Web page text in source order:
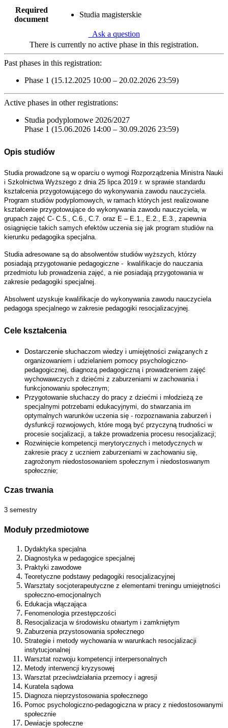
Required
document
Studia magisterskie
Ask a question
There is currently no active phase in this registration.
Past phases in this registration:
Phase 1 (15.12.2025 10:00 – 20.02.2026 23:59)
Active phases in other registrations:
Studia podyplomowe 2026/2027
Phase 1 (15.06.2026 14:00 – 30.09.2026 23:59)
Opis studiów
Studia prowadzone są w oparciu o wymogi Rozporządzenia Ministra Nauki
i Szkolnictwa Wyższego z dnia 25 lipca 2019 r. w sprawie standardu
kształcenia przygotowującego do wykonywania zawodu nauczyciela.
Program studiów podyplomowych, w ramach których jest realizowane
kształcenie przygotowujące do wykonywania zawodu nauczyciela, w
grupach zajęć C- C.5., C.6., C.7. oraz E – E.1., E.2., E.3., zapewnia
osiągnięcie takich samych efektów uczenia się jak program studiów na
kierunku pedagogika specjalna.
Studia adresowane są do absolwentów studiów wyższych, którzy
posiadają przygotowanie pedagogiczne - kwalifikacje do nauczania
przedmiotu lub prowadzenia zajęć, a nie posiadają przygotowania w
zakresie pedagogiki specjalnej.
Absolwent uzyskuje kwalifikacje do wykonywania zawodu nauczyciela
pedagoga specjalnego w zakresie pedagogiki resocjalizacyjnej.
Cele kształcenia
Dostarczenie słuchaczom wiedzy i umiejętności związanych z
organizowaniem i udzielaniem pomocy psychologiczno-
pedagogicznej, diagnozą pedagogiczną i prowadzeniem zajęć
wychowawczych z dziećmi z zaburzeniami w zachowania i
funkcjonowaniu społecznym;
Przygotowanie słuchaczy do pracy z dziećmi i młodzieżą ze
specjalnymi potrzebami edukacyjnymi, do stwarzania im
optymalnych warunków uczenia się - rozpoznawania zaburzeń i
dysfunkcji rozwojowych, które mogą być przyczyną trudności w
procesie socjalizacji, a także prowadzenia procesu resocjalizacji;
Rozwinięcie kompetencji merytorycznych i metodycznych w
zakresie pracy z uczniem zaburzeniami w zachowaniu się,
zagrożonym niedostosowaniem społecznym i niedostoswanym
społecznie;
Czas trwania
3 semestry
Moduły przedmiotowe
Dydaktyka specjalna
Diagnostyka w pedagogice specjalnej
Praktyki zawodowe
Teoretyczne podstawy pedagogiki resocjalizacyjnej
Warsztaty socjoterapeutyczne z elementami treningu umiejętności
społeczno-emocjonalnych
Edukacja włączająca
Fenomenologia przestępczości
Resocjalizacja w środowisku otwartym i zamkniętym
Zaburzenia przystosowania społecznego
Strategie i metody wychowania w warunkach resocjalizacji
instytucjonalnej
Warsztat rozwoju kompetencji interpersonalnych
Metody interwencji kryzysowej
Warsztat przeciwdziałania przemocy i agresji
Kuratela sądowa
Diagnoza nieprzystosowania społecznego
Pomoc psychologiczno-pedagogiczna w pracy z niedostosowanymi
społecznie
Dewiacje społeczne